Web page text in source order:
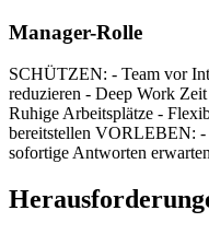
Manager-Rolle
SCHÜTZEN: - Team vor
reduzieren - Deep Work
Ruhige Arbeitsplätze -
bereitstellen VORLEBEN:
sofortige Antworten